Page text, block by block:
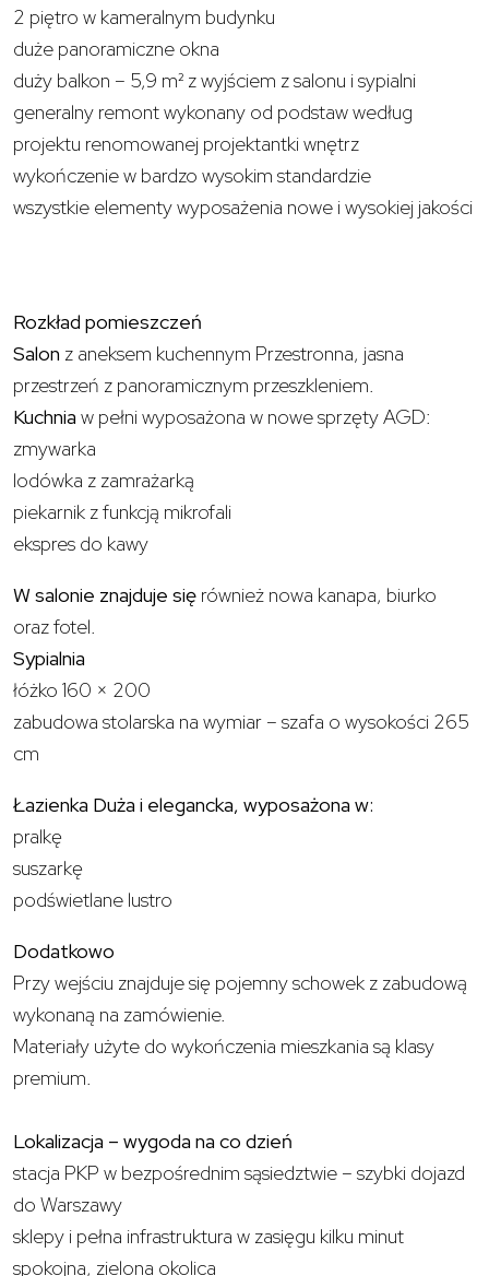
2 piętro w kameralnym budynku
duże panoramiczne okna
duży balkon – 5,9 m² z wyjściem z salonu i sypialni
generalny remont wykonany od podstaw według
projektu renomowanej projektantki wnętrz
wykończenie w bardzo wysokim standardzie
wszystkie elementy wyposażenia nowe i wysokiej jakości
Rozkład pomieszczeń
Salon z aneksem kuchennym Przestronna, jasna
przestrzeń z panoramicznym przeszkleniem.
Kuchnia w pełni wyposażona w nowe sprzęty AGD:
zmywarka
lodówka z zamrażarką
piekarnik z funkcją mikrofali
ekspres do kawy
W salonie znajduje się również nowa kanapa, biurko
oraz fotel.
Sypialnia
łóżko 160 × 200
zabudowa stolarska na wymiar – szafa o wysokości 265
cm
Łazienka Duża i elegancka, wyposażona w:
pralkę
suszarkę
podświetlane lustro
Dodatkowo
Przy wejściu znajduje się pojemny schowek z zabudową
wykonaną na zamówienie.
Materiały użyte do wykończenia mieszkania są klasy
premium.
Lokalizacja – wygoda na co dzień
stacja PKP w bezpośrednim sąsiedztwie – szybki dojazd
do Warszawy
sklepy i pełna infrastruktura w zasięgu kilku minut
spokojna, zielona okolica